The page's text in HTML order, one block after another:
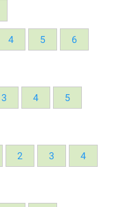
4 5 6
3 4 5
2 3 4